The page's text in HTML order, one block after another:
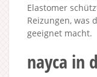
Elastomer
Reizungen, was
geeignet macht.
nayca in